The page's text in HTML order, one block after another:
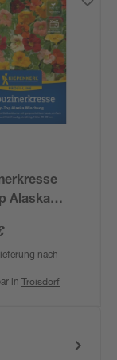
Alaska
nach
in Troisdorf